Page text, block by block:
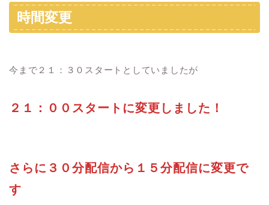
時間変更
今まで２１：３０スタートとしていましたが
２１：００スタートに変更しました！
さらに３０分配信から１５分配信に変更で
す